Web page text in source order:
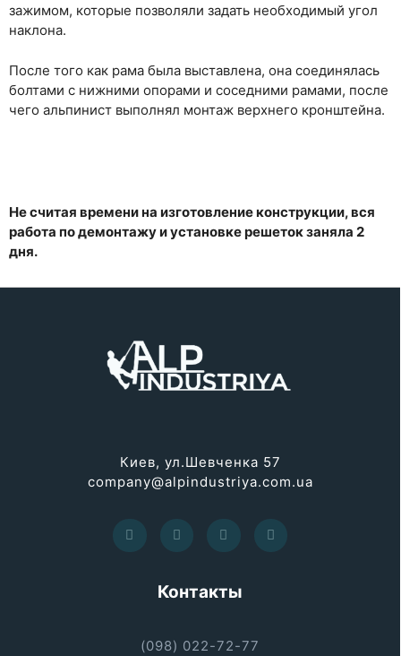
зажимом, которые позволяли задать необходимый угол
наклона.
После того как рама была выставлена, она соединялась
болтами с нижними опорами и соседними рамами, после
чего альпинист выполнял монтаж верхнего кронштейна.
Не считая времени на изготовление конструкции, вся
работа по демонтажу и установке решеток заняла 2
дня.
Киев, ул.Шевченка 57
company@alpindustriya.com.ua
Контакты
(098) 022-72-77